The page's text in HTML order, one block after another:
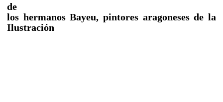
de
los hermanos Bayeu, pintores aragoneses de la
Ilustración